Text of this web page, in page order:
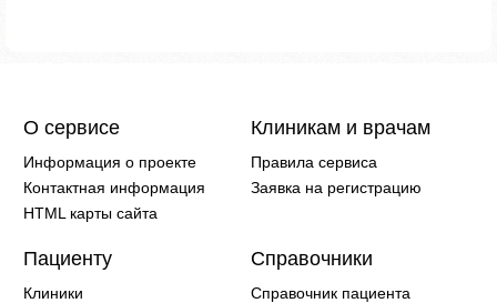
О сервисе
Информация о проекте
Контактная информация
HTML карты сайта
Клиникам и врачам
Правила сервиса
Заявка на регистрацию
Пациенту
Клиники
Справочники
Справочник пациента